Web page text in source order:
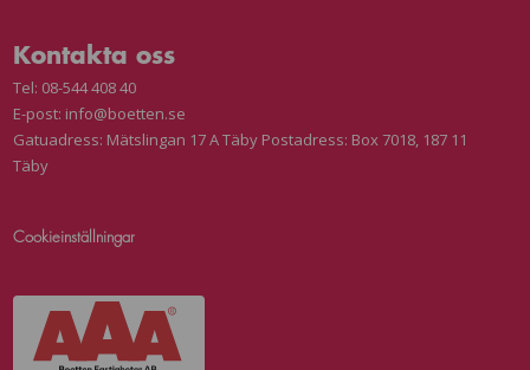
Kontakta oss
Tel: 08-544 408 40
E-post: info@boetten.se
Gatuadress: Mätslingan 17 A Täby Postadress: Box 7018, 187 11
Täby
Cookieinställningar